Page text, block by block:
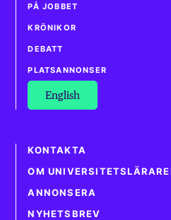
PÅ JOBBET
KRÖNIKOR
DEBATT
PLATSANNONSER
English
KONTAKTA
OM
ANNONSERA
NYHETSBREV